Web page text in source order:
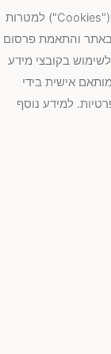
לידיעתך, באתר זה אנו עושים שימוש בקובצי מידע ("Cookies") למטרות
והתאמת פרסום
בקובצי מידע
אישית בידי
למידע נוסף